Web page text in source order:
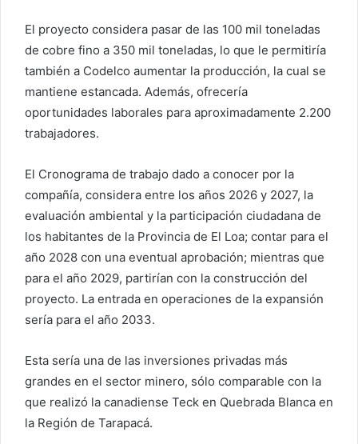
El proyecto considera pasar de las 100 mil toneladas
de cobre fino a 350 mil toneladas, lo que le permitiría
también a Codelco aumentar la producción, la cual se
mantiene estancada. Además, ofrecería
oportunidades laborales para aproximadamente 2.200
trabajadores.
El Cronograma de trabajo dado a conocer por la
compañía, considera entre los años 2026 y 2027, la
evaluación ambiental y la participación ciudadana de
los habitantes de la Provincia de El Loa; contar para el
año 2028 con una eventual aprobación; mientras que
para el año 2029, partirían con la construcción del
proyecto. La entrada en operaciones de la expansión
sería para el año 2033.
Esta sería una de las inversiones privadas más
grandes en el sector minero, sólo comparable con la
que realizó la canadiense Teck en Quebrada Blanca en
la Región de Tarapacá.